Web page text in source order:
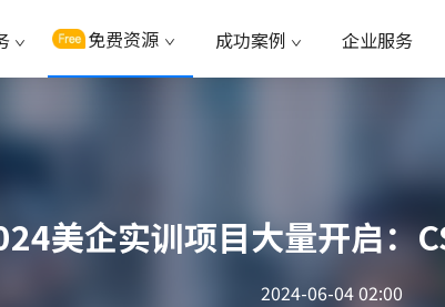
免费资源 成功案例 企业服务
美企实训项目大量开启：
2024-06-04 02:00